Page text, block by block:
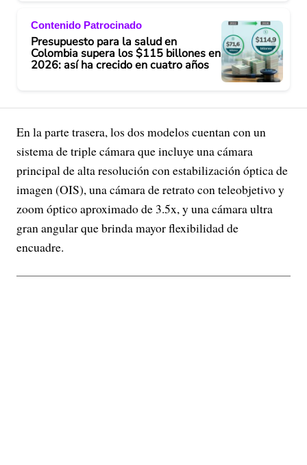
Contenido Patrocinado
Presupuesto para la salud en
Colombia supera los $115 billones en
2026: así ha crecido en cuatro años
En la parte trasera, los dos modelos cuentan con un
sistema de triple cámara que incluye una cámara
principal de alta resolución con estabilización óptica de
imagen (OIS), una cámara de retrato con teleobjetivo y
zoom óptico aproximado de 3.5x, y una cámara ultra
gran angular que brinda mayor flexibilidad de
encuadre.